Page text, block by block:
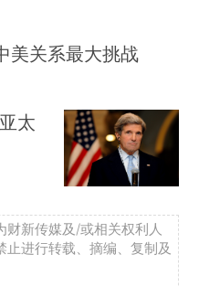
美关系最大挑战
太
财新传媒及/或相关权利人
进行转载、摘编、复制及